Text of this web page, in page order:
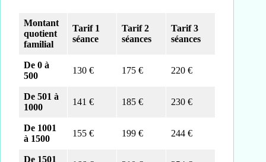
Montant
quotient
familial
Tarif 1
séance
Tarif 2
séances
Tarif 3
séances
De 0 à
500
130 € 175 € 220 €
De 501 à
1000
141 € 185 € 230 €
De 1001
à 1500
155 € 199 € 244 €
De 1501